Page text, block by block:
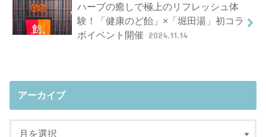
ハーブの癒しで極上のリフレッシュ体
験！「健康のど飴」×「堀田湯」初コラ
ボイベント開催 2024.11.14
アーカイブ